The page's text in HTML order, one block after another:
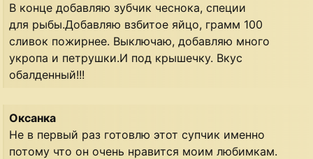
В конце добавляю зубчик чеснока, специи
для рыбы.Добавляю взбитое яйцо, грамм 100
сливок пожирнее. Выключаю, добавляю много
укропа и петрушки.И под крышечку. Вкус
обалденный!!!
Оксанка
Не в первый раз готовлю этот супчик именно
потому что он очень нравится моим любимкам.